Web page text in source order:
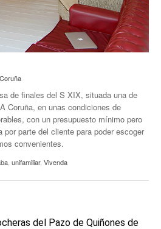
de finales del S XIX, situada una de
Coruña, en unas condiciones de
con un presupuesto mínimo pero
parte del cliente para poder escoger
convenientes.
unifamiliar, Vivenda
del Pazo de Quiñones de